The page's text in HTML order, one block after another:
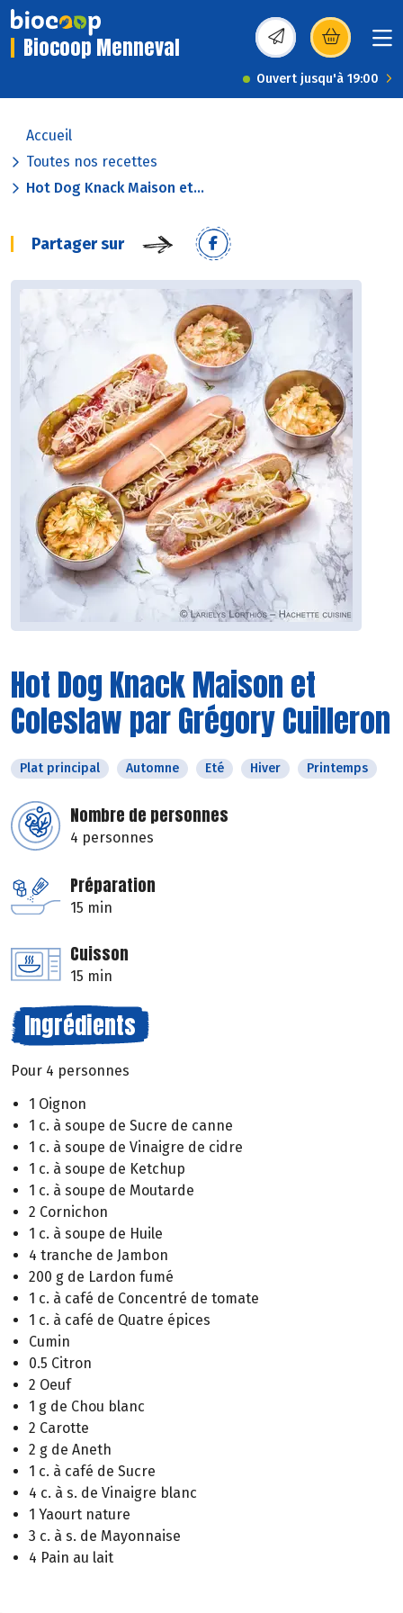
Biocoop Menneval (s’ouvre dans une
Ouvert jusqu'à 19:00
Accueil
Toutes nos recettes
Hot Dog Knack Maison et...
Partager sur
Hot Dog Knack Maison et
Coleslaw par Grégory Cuilleron
Plat principal Automne Eté Hiver Printemps
Nombre de personnes
4 personnes
Préparation
15 min
Cuisson
15 min
Ingrédients
Pour 4 personnes
1 Oignon
1 c. à soupe de Sucre de canne
1 c. à soupe de Vinaigre de cidre
1 c. à soupe de Ketchup
1 c. à soupe de Moutarde
2 Cornichon
1 c. à soupe de Huile
4 tranche de Jambon
200 g de Lardon fumé
1 c. à café de Concentré de tomate
1 c. à café de Quatre épices
Cumin
0.5 Citron
2 Oeuf
1 g de Chou blanc
2 Carotte
2 g de Aneth
1 c. à café de Sucre
4 c. à s. de Vinaigre blanc
1 Yaourt nature
3 c. à s. de Mayonnaise
4 Pain au lait